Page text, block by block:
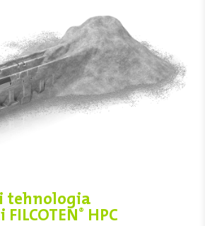
tehnologia
® HPC